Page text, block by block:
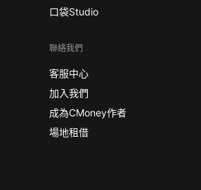
口袋Studio
聯絡我們
客服中心
加入我們
成為CMoney作者
場地租借